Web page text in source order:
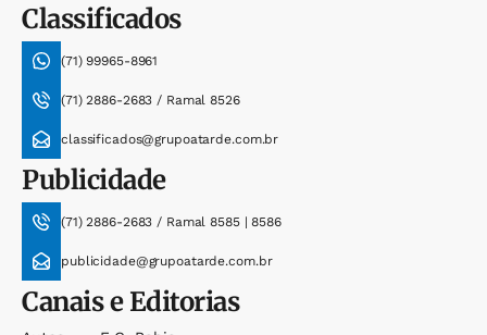
Classificados
(71) 99965-8961
(71) 2886-2683 / Ramal 8526
classificados@grupoatarde.com.br
Publicidade
(71) 2886-2683 / Ramal 8585 | 8586
publicidade@grupoatarde.com.br
Canais e Editorias